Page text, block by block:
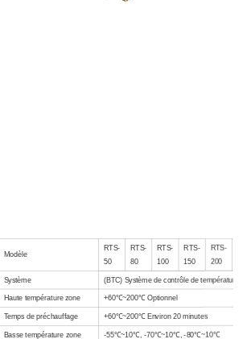
Modèle
RTS-
50
RTS-
80
RTS-
100
RTS-
150
RTS-
200
Système (BTC) Système de contrôle de température
Haute températurezone +60℃~200℃Optionnel
Temps de préchauffage +60℃~200℃ Environ 20 minutes
Basse température zone -55℃~10℃, -70℃~10℃, -80℃~10℃